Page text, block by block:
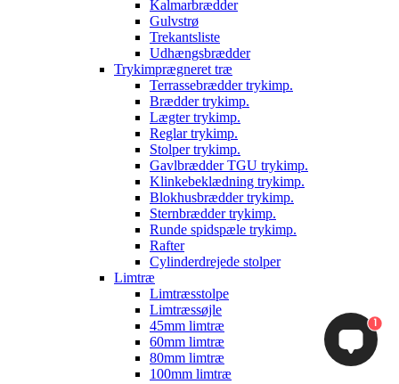
Kalmarbrædder
Gulvstrø
Trekantsliste
Udhængsbrædder
Trykimprægneret træ
Terrassebrædder trykimp.
Brædder trykimp.
Lægter trykimp.
Reglar trykimp.
Stolper trykimp.
Gavlbrædder TGU trykimp.
Klinkebeklædning trykimp.
Blokhusbrædder trykimp.
Sternbrædder trykimp.
Runde spidspæle trykimp.
Rafter
Cylinderdrejede stolper
Limtræ
Limtræsstolpe
Limtræssøjle
45mm limtræ
60mm limtræ
80mm limtræ
100mm limtræ
1